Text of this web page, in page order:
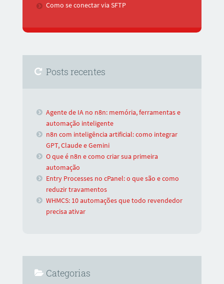
Como se conectar via SFTP
Posts recentes
Agente de IA no n8n: memória, ferramentas e
automação inteligente
n8n com inteligência artificial: como integrar
GPT, Claude e Gemini
O que é n8n e como criar sua primeira
automação
Entry Processes no cPanel: o que são e como
reduzir travamentos
WHMCS: 10 automações que todo revendedor
precisa ativar
Categorias